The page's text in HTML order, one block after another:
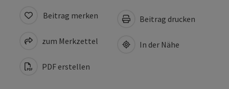
Beitrag merken
zum Merkzettel
PDF erstellen
Beitrag drucken
In der Nähe